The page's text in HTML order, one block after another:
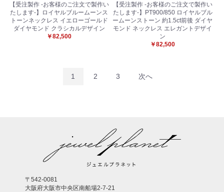
【受注製作 -お客様のご注文で製作い
たします-】ロイヤルブルームーンス
トーンネックレス イエローゴールド
ダイヤモンド クラシカルデザイン
￥82,500
【受注製作 -お客様のご注文で製作い
たします-】PT900/850 ロイヤルブル
ームーンストーン 約1.5ct前後 ダイヤ
モンド ネックレス エレガントデザイ
ン
￥82,500
1 2 3 次へ
〒542-0081
大阪府大阪市中央区南船場2-7-21